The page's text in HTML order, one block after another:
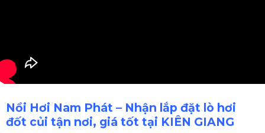
Nồi Hơi Nam Phát – Nhận lắp đặt lò hơi
đốt củi tận nơi, giá tốt tại KIÊN GIANG